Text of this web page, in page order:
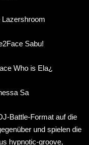
Sabu!
Who is Ela¿
Sa
Battle-Format auf die
und spielen die
hypnotic-groove,